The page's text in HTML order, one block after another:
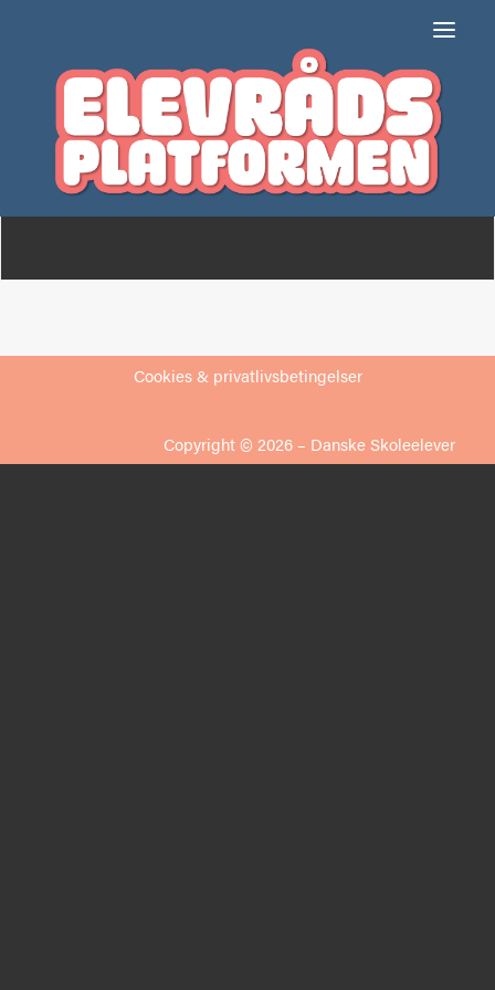
Vrå undervisningssted
Medlemmer
Cookies & privatlivsbetingelser
Copyright © 2026 – Danske Skoleelever